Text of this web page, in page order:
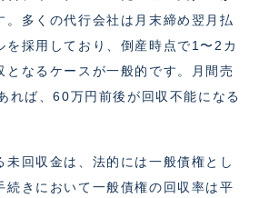
。多くの代行会社は月末締め翌月払
を採用しており、倒産時点で1〜2カ
となるケースが一般的です。月間売
れば、60万円前後が回収不能になる
未回収金は、法的には一般債権とし
続きにおいて一般債権の回収率は平